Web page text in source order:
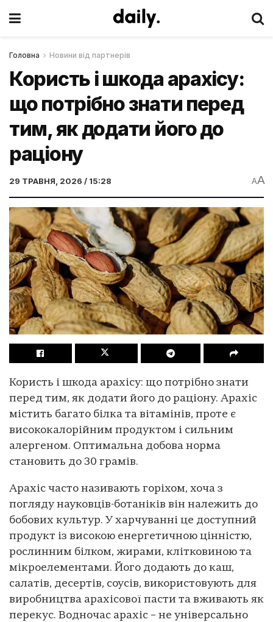
Головна Новини від партнерів
Користь і шкода арахісу:
що потрібно знати перед
тим, як додати його до
раціону
29 ТРАВНЯ, 2026 / 15:28 AA
Користь і шкода арахісу: що потрібно знати
перед тим, як додати його до раціону. Арахіс
містить багато білка та вітамінів, проте є
висококалорійним продуктом і сильним
алергеном. Оптимальна добова норма
становить до 30 грамів.
Арахіс часто називають горіхом, хоча з
погляду науковців-ботаніків він належить до
бобових культур. У харчуванні це доступний
продукт із високою енергетичною цінністю,
рослинним білком, жирами, клітковиною та
мікроелементами. Його додають до каш,
салатів, десертів, соусів, використовують для
виробництва арахісової пасти та вживають як
перекус. Водночас арахіс – не універсально